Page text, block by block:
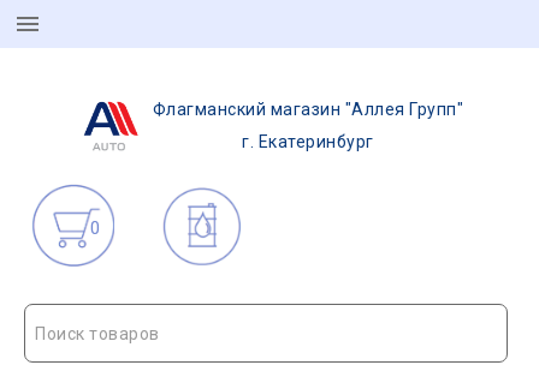
Флагманский магазин "Аллея Групп"
г. Екатеринбург
0
Поиск товаров